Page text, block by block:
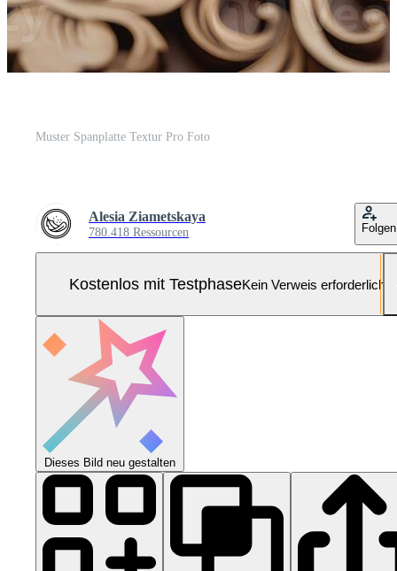
Muster Spanplatte Textur Pro Foto
Alesia Ziametskaya
780.418 Ressourcen Folgen
Kostenlos mit TestphaseKein Verweis erforderlich
Dieses Bild neu gestalten